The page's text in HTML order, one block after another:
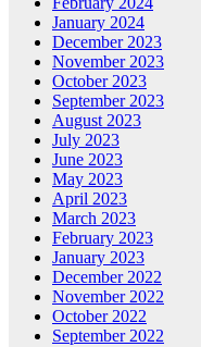
January 2024
December 2023
November 2023
October 2023
September 2023
August 2023
July 2023
June 2023
May 2023
April 2023
March 2023
February 2023
January 2023
December 2022
November 2022
October 2022
September 2022